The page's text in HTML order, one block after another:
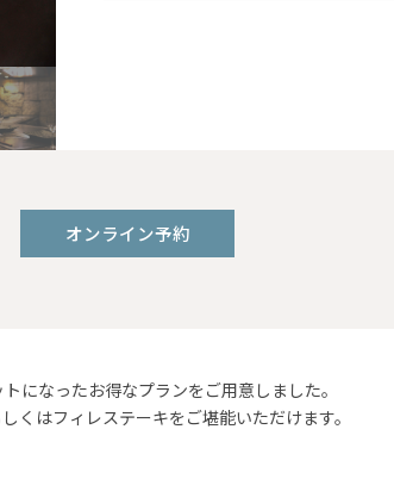
オンライン予約
になったお得なプランをご用意しました。
くはフィレステーキをご堪能いただけます。